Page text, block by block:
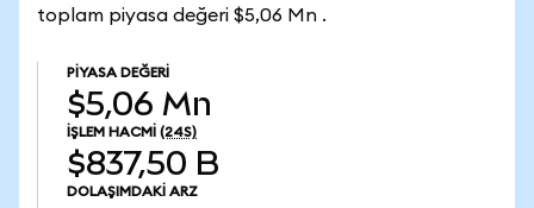
toplam piyasa değeri $5,06 Mn .
PIYASA DEĞERI
$5,06 Mn
İŞLEM HACMI (24S)
$837,50 B
DOLAŞIMDAKI ARZ